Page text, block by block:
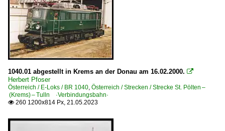
1040.01 abgestellt in Krems an der Donau am 16.02.2000. 
Herbert Pfoser
Österreich / E-Loks / BR 1040 Österreich / Strecken / Strecke St. Pölten –
(Krems) – Tulln ·Verbindungsbahn·
 260 1200x814 Px, 21.05.2023